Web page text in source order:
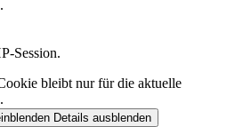
Session.
bleibt nur für die aktuelle
Details ausblenden